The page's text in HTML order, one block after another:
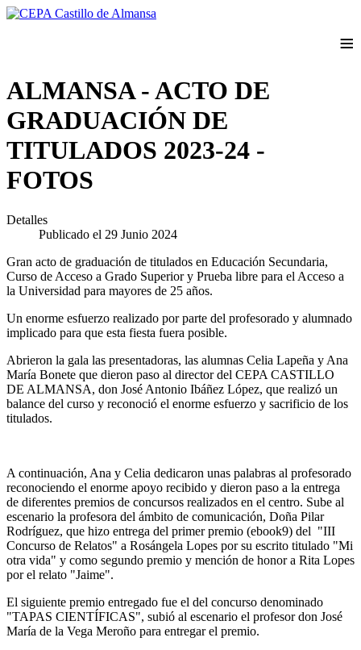
≡
ALMANSA - ACTO DE
GRADUACIÓN DE
TITULADOS 2023-24 -
FOTOS
Detalles
Publicado el 29 Junio 2024
Gran acto de graduación de titulados en Educación Secundaria,
Curso de Acceso a Grado Superior y Prueba libre para el Acceso a
la Universidad para mayores de 25 años.
Un enorme esfuerzo realizado por parte del profesorado y alumnado
implicado para que esta fiesta fuera posible.
Abrieron la gala las presentadoras, las alumnas Celia Lapeña y Ana
María Bonete que dieron paso al director del CEPA CASTILLO
DE ALMANSA, don José Antonio Ibáñez López, que realizó un
balance del curso y reconoció el enorme esfuerzo y sacrificio de los
titulados.
A continuación, Ana y Celia dedicaron unas palabras al profesorado
reconociendo el enorme apoyo recibido y dieron paso a la entrega
de diferentes premios de concursos realizados en el centro. Sube al
escenario la profesora del ámbito de comunicación, Doña Pilar
Rodríguez, que hizo entrega del primer premio (ebook9) del "III
Concurso de Relatos" a Rosángela Lopes por su escrito titulado "Mi
otra vida" y como segundo premio y mención de honor a Rita Lopes
por el relato "Jaime".
El siguiente premio entregado fue el del concurso denominado
"TAPAS CIENTÍFICAS", subió al escenario el profesor don José
María de la Vega Meroño para entregar el premio.